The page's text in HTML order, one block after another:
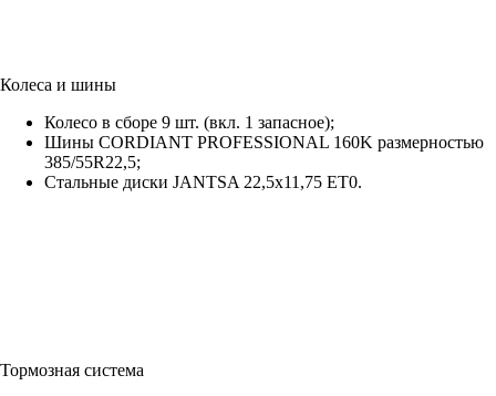
Колеса и шины
Колесо в сборе 9 шт. (вкл. 1 запасное);
Шины CORDIANT PROFESSIONAL 160K размерностью
385/55R22,5;
Стальные диски JANTSA 22,5х11,75 ET0.
Тормозная система